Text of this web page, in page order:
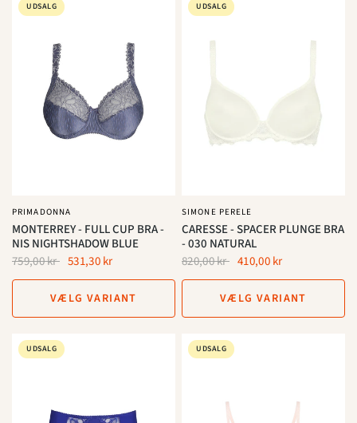
UDSALG
PRIMADONNA
MONTERREY - FULL CUP BRA -
NIS NIGHTSHADOW BLUE
759,00 kr 531,30 kr
VÆLG VARIANT
UDSALG
SIMONE PERELE
CARESSE - SPACER PLUNGE BRA
- 030 NATURAL
820,00 kr 410,00 kr
VÆLG VARIANT
UDSALG UDSALG